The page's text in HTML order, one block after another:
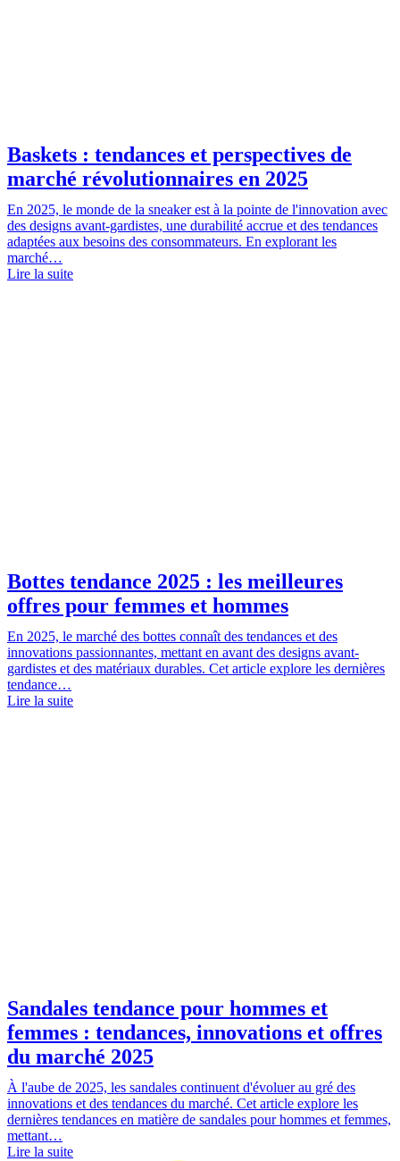
Baskets : tendances et perspectives de
marché révolutionnaires en 2025
En 2025, le monde de la sneaker est à la pointe de l'innovation avec
des designs avant-gardistes, une durabilité accrue et des tendances
adaptées aux besoins des consommateurs. En explorant les
marché…
Lire la suite
Bottes tendance 2025 : les meilleures
offres pour femmes et hommes
En 2025, le marché des bottes connaît des tendances et des
innovations passionnantes, mettant en avant des designs avant-
gardistes et des matériaux durables. Cet article explore les dernières
tendance…
Lire la suite
Sandales tendance pour hommes et
femmes : tendances, innovations et offres
du marché 2025
À l'aube de 2025, les sandales continuent d'évoluer au gré des
innovations et des tendances du marché. Cet article explore les
dernières tendances en matière de sandales pour hommes et femmes,
mettant…
Lire la suite